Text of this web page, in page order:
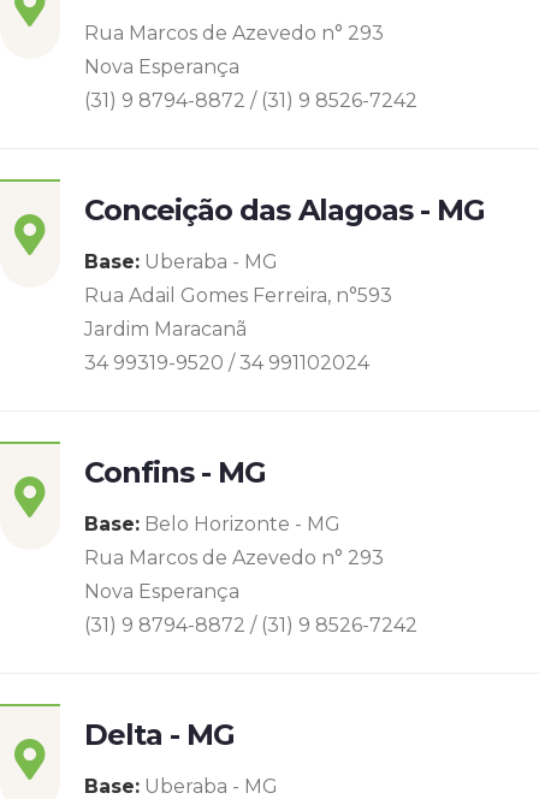
Rua Marcos de Azevedo n° 293
Nova Esperança
(31) 9 8794-8872 / (31) 9 8526-7242
Conceição das Alagoas - MG
Base: Uberaba - MG
Rua Adail Gomes Ferreira, n°593
Jardim Maracanã
34 99319-9520 / 34 991102024
Confins - MG
Base: Belo Horizonte - MG
Rua Marcos de Azevedo n° 293
Nova Esperança
(31) 9 8794-8872 / (31) 9 8526-7242
Delta - MG
Base: Uberaba - MG